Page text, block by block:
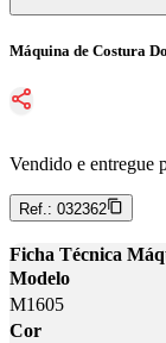
Máquina de Costura
Vendido e entregue
Ref.: 032362
Ficha Técnica
Modelo
M1605
Cor